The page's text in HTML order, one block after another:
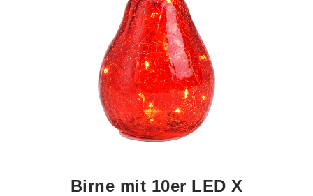
Birne mit 10er LED X